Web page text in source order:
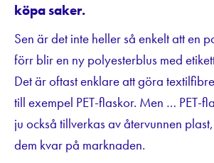
köpa saker.
Sen är det inte heller så enkelt att en
förr blir en ny polyesterblus med
Det är oftast enklare att göra
till exempel PET-flaskor. Men … PET-
ju också tillverkas av återvunnen
dem kvar på marknaden.